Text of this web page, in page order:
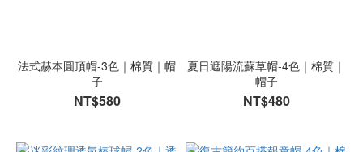
法式赫本圓頂帽-3色｜棉質｜帽
子
NT$580
夏日遮陽流蘇草帽-4色｜棉質｜
帽子
NT$480